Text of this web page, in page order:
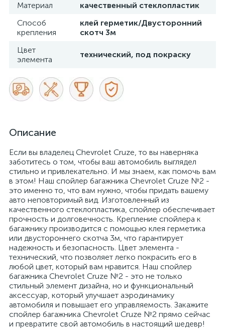
Материал
качественный стеклопластик
Способ
крепления
клей герметик/Двусторонний
скотч 3м
Цвет
элемента
технический, под покраску
Описание
Если вы владелец Chevrolet Cruze, то вы наверняка
заботитесь о том, чтобы ваш автомобиль выглядел
стильно и привлекательно. И мы знаем, как помочь вам
в этом! Наш спойлер багажника Chevrolet Cruze №2 -
это именно то, что вам нужно, чтобы придать вашему
авто неповторимый вид. Изготовленный из
качественного стеклопластика, спойлер обеспечивает
прочность и долговечность. Крепление спойлера к
багажнику производится с помощью клея герметика
или двустороннего скотча 3м, что гарантирует
надежность и безопасность. Цвет элемента -
технический, что позволяет легко покрасить его в
любой цвет, который вам нравится. Наш спойлер
багажника Chevrolet Cruze №2 - это не только
стильный элемент дизайна, но и функциональный
аксессуар, который улучшает аэродинамику
автомобиля и повышает его управляемость. Закажите
спойлер багажника Chevrolet Cruze №2 прямо сейчас
и превратите свой автомобиль в настоящий шедевр!